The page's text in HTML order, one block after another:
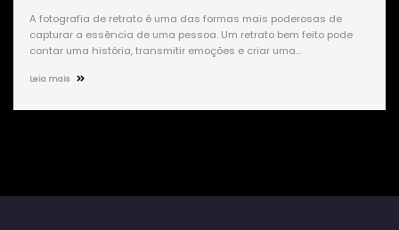
A fotografia de retrato é uma das formas mais poderosas de
capturar a essência de uma pessoa. Um retrato bem feito pode
contar uma história, transmitir emoções e criar uma…
Leia mais